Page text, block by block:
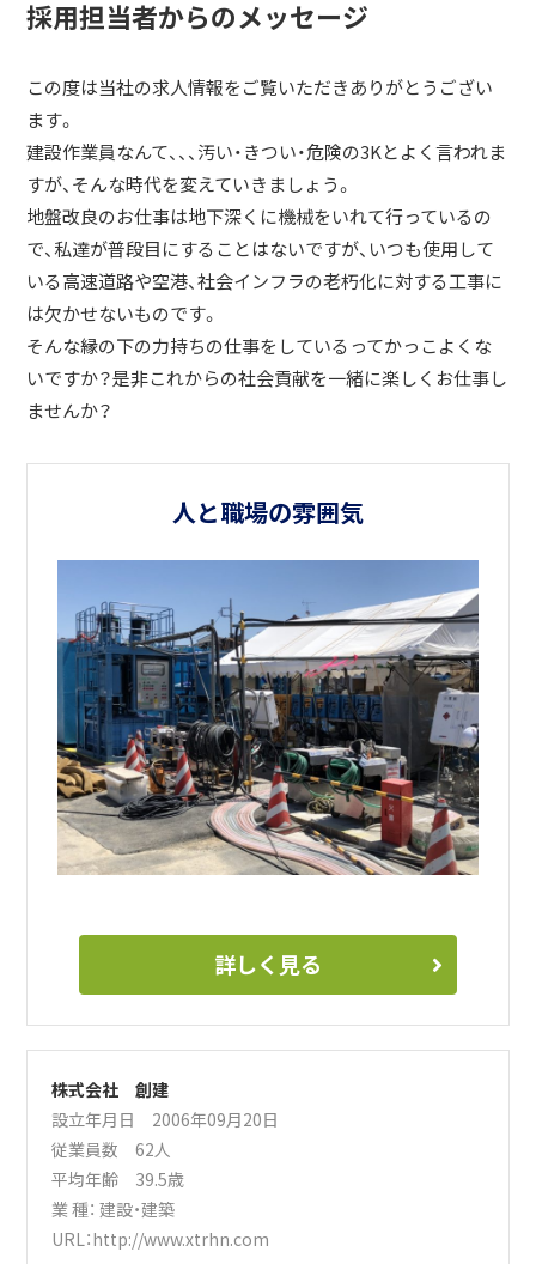
採用担当者からのメッセージ
この度は当社の求人情報をご覧いただきありがとうござい
ます。
建設作業員なんて、、、汚い・きつい・危険の3Kとよく言われま
すが、そんな時代を変えていきましょう。
地盤改良のお仕事は地下深くに機械をいれて行っているの
で、私達が普段目にすることはないですが、いつも使用して
いる高速道路や空港、社会インフラの老朽化に対する工事に
は欠かせないものです。
そんな縁の下の力持ちの仕事をしているってかっこよくな
いですか？是非これからの社会貢献を一緒に楽しくお仕事し
ませんか？
人と職場の雰囲気
詳しく見る
株式会社 創建
設立年月日 2006年09月20日
従業員数 62人
平均年齢 39.5歳
業 種：建設・建築
URL：http://www.xtrhn.com